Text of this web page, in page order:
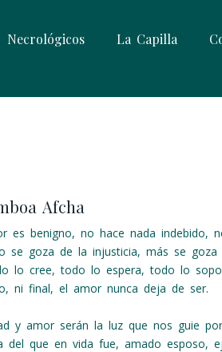
Necrológicos La Capilla
Afcha
es benigno, no hace nada indebido,
se goza de la injusticia, más se goza
lo cree, todo lo espera, todo lo
ni final, el amor nunca deja de ser.
y amor serán la luz que nos guie
del que en vida fue, amado esposo,